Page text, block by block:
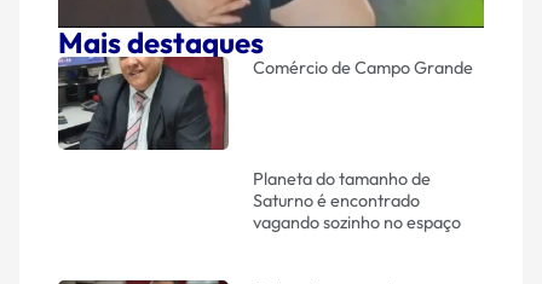
Mais destaques
Comércio de Campo Grande
Planeta do tamanho de
Saturno é encontrado
vagando sozinho no espaço